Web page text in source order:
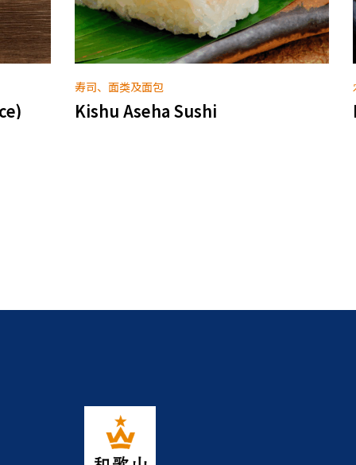
农产品及水产品加工品
Kishu Umemadaiume